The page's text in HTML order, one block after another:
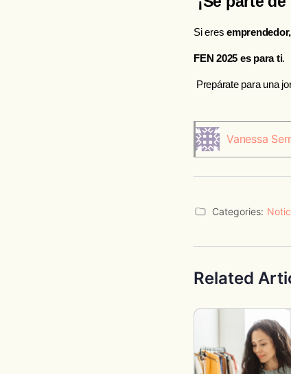
Si eres
FEN 2025 es para ti.
Prepárate para una
Vanessa
Categories:
Related